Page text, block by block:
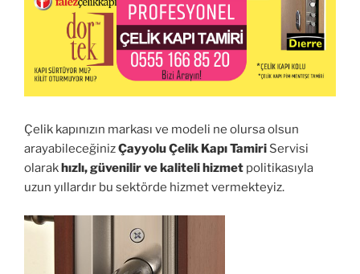
Çelik kapınızın markası ve modeli ne olursa olsun
arayabileceğinizÇayyolu Çelik Kapı Tamiri Servisi
olarak hızlı, güvenilir ve kaliteli hizmet politikasıyla
uzun yıllardır bu sektörde hizmet vermekteyiz.